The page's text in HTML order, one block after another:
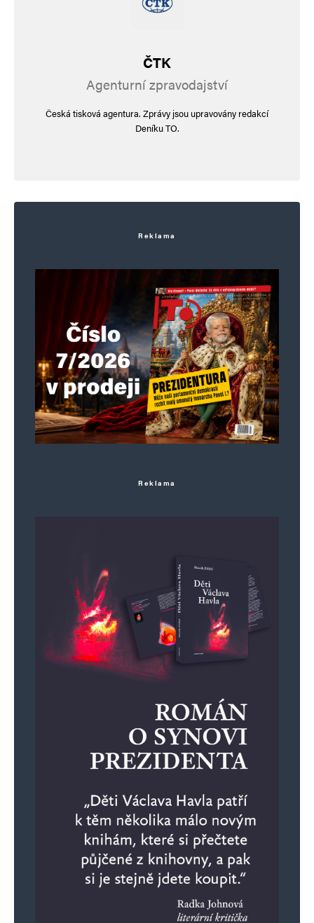
ČTK
Agenturní zpravodajství
Česká tisková agentura. Zprávy jsou upravovány redakcí
Deníku TO.
Reklama
Reklama